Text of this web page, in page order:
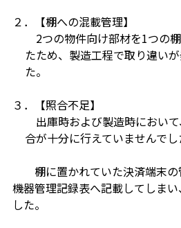
２．【棚への混載管理】
2つの物件向け部材を1つの
たため、製造工程で取り違い
た。
３．【照合不足】
出庫時および製造時におい
合が十分に行えていませんでし
棚に置かれていた決済端末の
機器管理記録表へ記載してしま
した。